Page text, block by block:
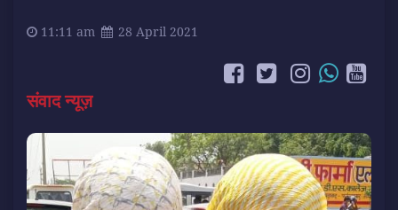
11:11 am 28 April 2021
संवाद न्यूज़